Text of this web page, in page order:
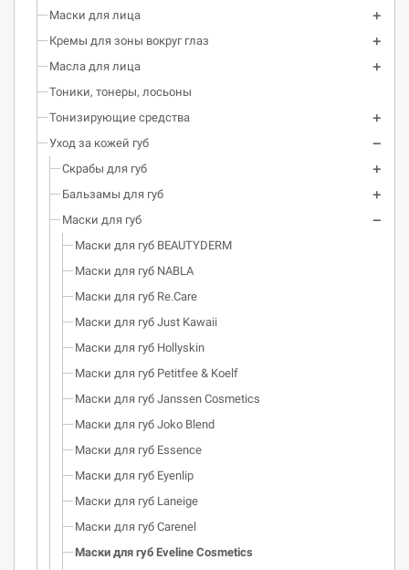
Маски для лица
Кремы для зоны вокруг глаз
Масла для лица
Тоники, тонеры, лосьоны
Тонизирующие средства
Уход за кожей губ
Скрабы для губ
Бальзамы для губ
Маски для губ
Маски для губ BEAUTYDERM
Маски для губ NABLA
Маски для губ Re.Care
Маски для губ Just Kawaii
Маски для губ Hollyskin
Маски для губ Petitfee & Koelf
Маски для губ Janssen Cosmetics
Маски для губ Joko Blend
Маски для губ Essence
Маски для губ Eyenlip
Маски для губ Laneige
Маски для губ Carenel
Маски для губ Eveline Cosmetics